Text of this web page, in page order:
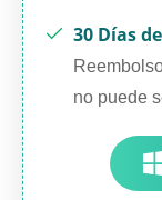
30 Días
no puede